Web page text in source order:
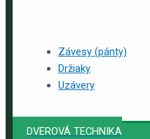
Závesy (pánty)
Držiaky
Uzávery
DVEROVÁ TECHNIKA